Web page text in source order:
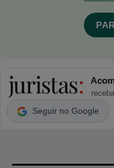
Seguir no Google